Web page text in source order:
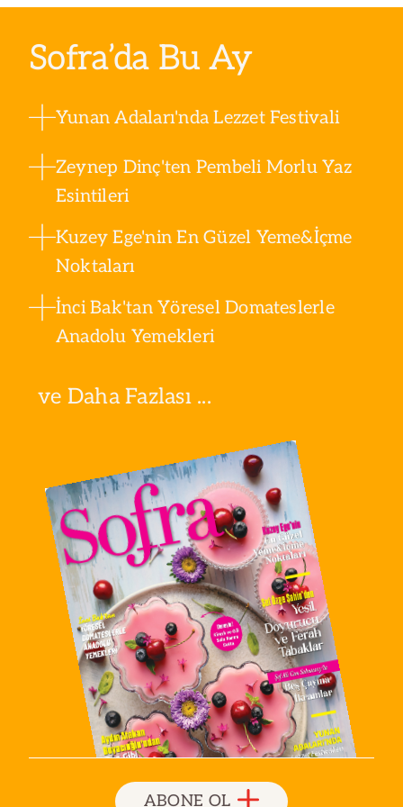
Sofra’da Bu Ay
Yunan Adaları'nda Lezzet Festivali
Zeynep Dinç'ten Pembeli Morlu Yaz
Esintileri
Kuzey Ege'nin En Güzel Yeme&İçme
Noktaları
İnci Bak'tan Yöresel Domateslerle
Anadolu Yemekleri
ve Daha Fazlası ...
ABONE OL